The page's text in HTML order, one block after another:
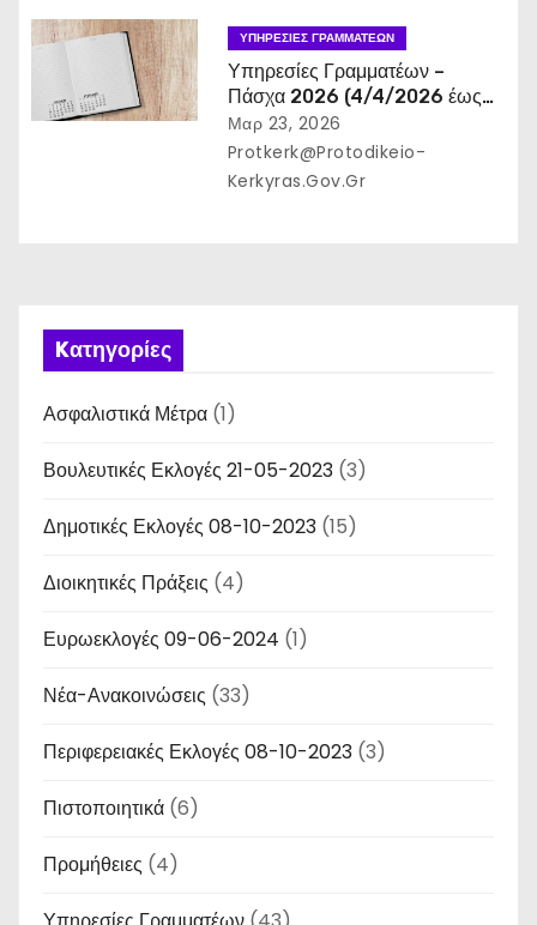
ΥΠΗΡΕΣΊΕΣ ΓΡΑΜΜΑΤΈΩΝ
Υπηρεσίες Γραμματέων –
Πάσχα 2026 (4/4/2026 έως
19/4/2026) – Ορθή
Επανάληψη
Μαρ 23, 2026
Protkerk@protodikeio-
Kerkyras.gov.gr
Kατηγορίες
Ασφαλιστικά Μέτρα (1)
Βουλευτικές Εκλογές 21-05-2023 (3)
Δημοτικές Εκλογές 08-10-2023 (15)
Διοικητικές Πράξεις (4)
Ευρωεκλογές 09-06-2024 (1)
Νέα-Ανακοινώσεις (33)
Περιφερειακές Εκλογές 08-10-2023 (3)
Πιστοποιητικά (6)
Προμήθειες (4)